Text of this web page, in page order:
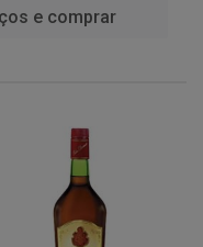
e comprar